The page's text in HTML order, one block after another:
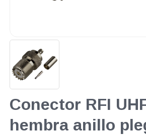
Conector RFI
hembra anillo